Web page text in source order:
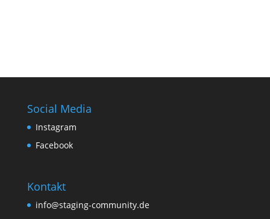
Social Media
Instagram
Facebook
Kontakt
info@staging-community.de